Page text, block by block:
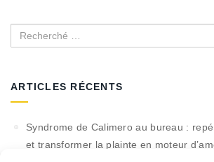
Recherche
ARTICLES RÉCENTS
Syndrome de Calimero au bureau :
et transformer la plainte en moteur